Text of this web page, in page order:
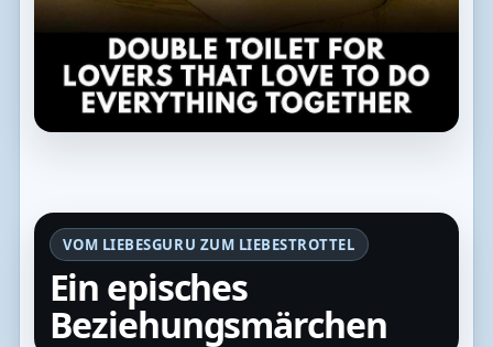
VOM LIEBESGURU ZUM LIEBESTROTTEL
Ein episches
Beziehungsmärchen